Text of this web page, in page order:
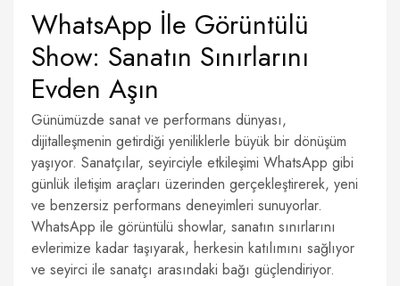
WhatsApp İle Görüntülü
Show: Sanatın Sınırlarını
Evden Aşın
Günümüzde sanat ve performans dünyası,
dijitalleşmenin getirdiği yeniliklerle büyük bir dönüşüm
yaşıyor. Sanatçılar, seyirciyle etkileşimi WhatsApp gibi
günlük iletişim araçları üzerinden gerçekleştirerek, yeni
ve benzersiz performans deneyimleri sunuyorlar.
WhatsApp ile görüntülü showlar, sanatın sınırlarını
evlerimize kadar taşıyarak, herkesin katılımını sağlıyor
ve seyirci ile sanatçı arasındaki bağı güçlendiriyor.